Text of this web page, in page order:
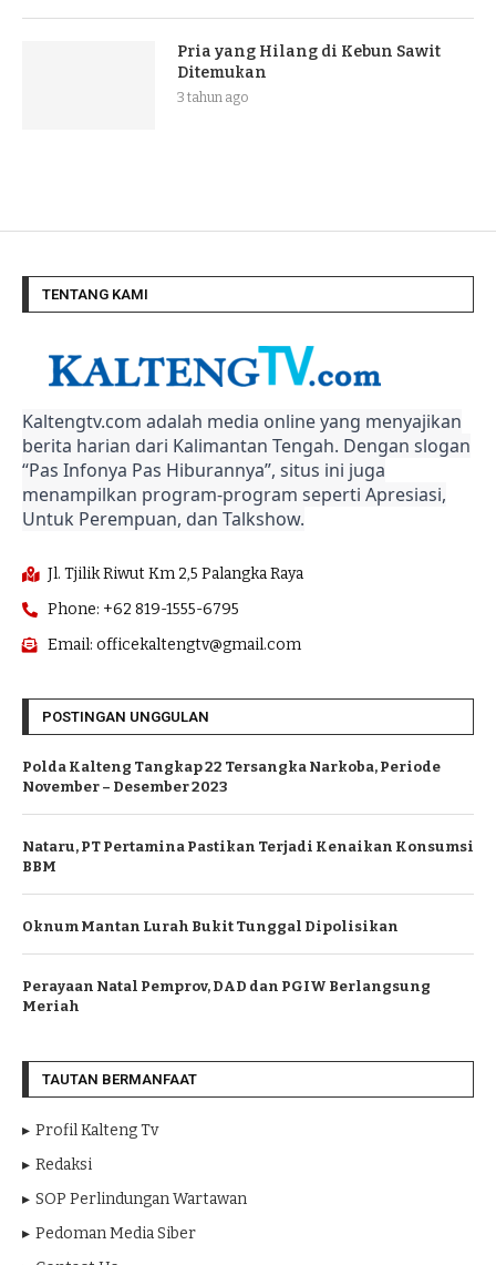
Pria yang Hilang di Kebun Sawit
Ditemukan
3 tahun ago
TENTANG KAMI
Kaltengtv.com adalah media online yang menyajikan
berita harian dari Kalimantan Tengah. Dengan slogan
“Pas Infonya Pas Hiburannya”, situs ini juga
menampilkan program-program seperti Apresiasi,
Untuk Perempuan, dan Talkshow.
Jl. Tjilik Riwut Km 2,5 Palangka Raya
Phone: +62 819-1555-6795
Email: officekaltengtv@gmail.com
POSTINGAN UNGGULAN
Polda Kalteng Tangkap 22 Tersangka Narkoba, Periode
November – Desember 2023
Nataru, PT Pertamina Pastikan Terjadi Kenaikan Konsumsi
BBM
Oknum Mantan Lurah Bukit Tunggal Dipolisikan
Perayaan Natal Pemprov, DAD dan PGIW Berlangsung
Meriah
TAUTAN BERMANFAAT
Profil Kalteng Tv
Redaksi
SOP Perlindungan Wartawan
Pedoman Media Siber